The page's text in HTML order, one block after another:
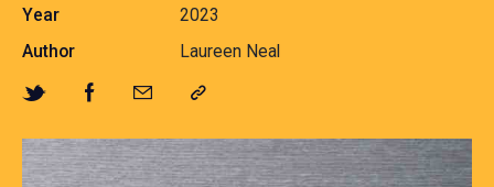
Year
2023
Author
Laureen Neal